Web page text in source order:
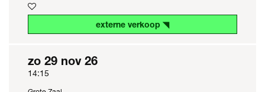
externe verkoop ◥
zo 29 nov 26
14:15